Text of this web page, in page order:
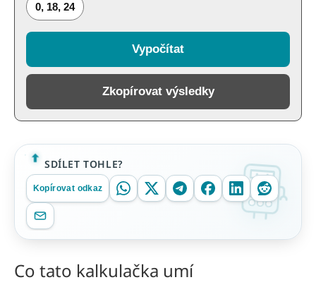
0, 18, 24
Vypočítat
Zkopírovat výsledky
SDÍLET TOHLE?
Kopírovat odkaz
Co tato kalkulačka umí